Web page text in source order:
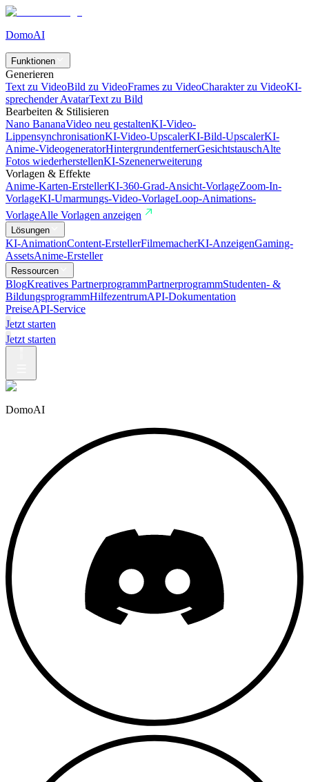
DomoAI
Funktionen
Generieren
Text zu VideoBild zu VideoFrames zu VideoCharakter zu VideoKI-
sprechender AvatarText zu Bild
Bearbeiten & Stilisieren
Nano BananaVideo neu gestaltenKI-Video-
LippensynchronisationKI-Video-UpscalerKI-Bild-UpscalerKI-
Anime-VideogeneratorHintergrundentfernerGesichtstauschAlte
Fotos wiederherstellenKI-Szenenerweiterung
Vorlagen & Effekte
Anime-Karten-ErstellerKI-360-Grad-Ansicht-VorlageZoom-In-
VorlageKI-Umarmungs-Video-VorlageLoop-Animations-
VorlageAlle Vorlagen anzeigen
Lösungen
KI-AnimationContent-ErstellerFilmemacherKI-AnzeigenGaming-
AssetsAnime-Ersteller
Ressourcen
BlogKreatives PartnerprogrammPartnerprogrammStudenten- &
BildungsprogrammHilfezentrumAPI-Dokumentation
PreiseAPI-Service
Jetzt starten
Jetzt starten
DomoAI